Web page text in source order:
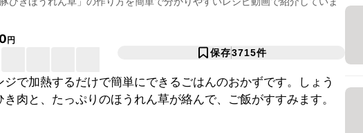
円
保存3715件
で加熱するだけで簡単にできるごはんのおかずです。しょう
肉と、たっぷりのほうれん草が絡んで、ご飯がすすみます。